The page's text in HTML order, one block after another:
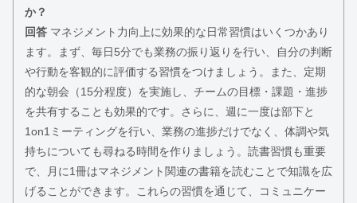
か？
回答 マネジメント力向上に効果的な日常習慣はいくつかあり
ます。まず、毎日5分でも業務の振り返りを行い、自分の判断
や行動を客観的に評価する習慣をつけましょう。また、定期
的な朝会（15分程度）を実施し、チームの目標・課題・進捗
を共有することも効果的です。さらに、週に一度は部下と
1on1ミーティングを行い、業務の進捗だけでなく、体調や気
持ちについても尋ねる時間を作りましょう。読書習慣も重要
で、月に1冊はマネジメント関連の書籍を読むことで知識を広
げることができます。これらの習慣を通じて、コミュニケー